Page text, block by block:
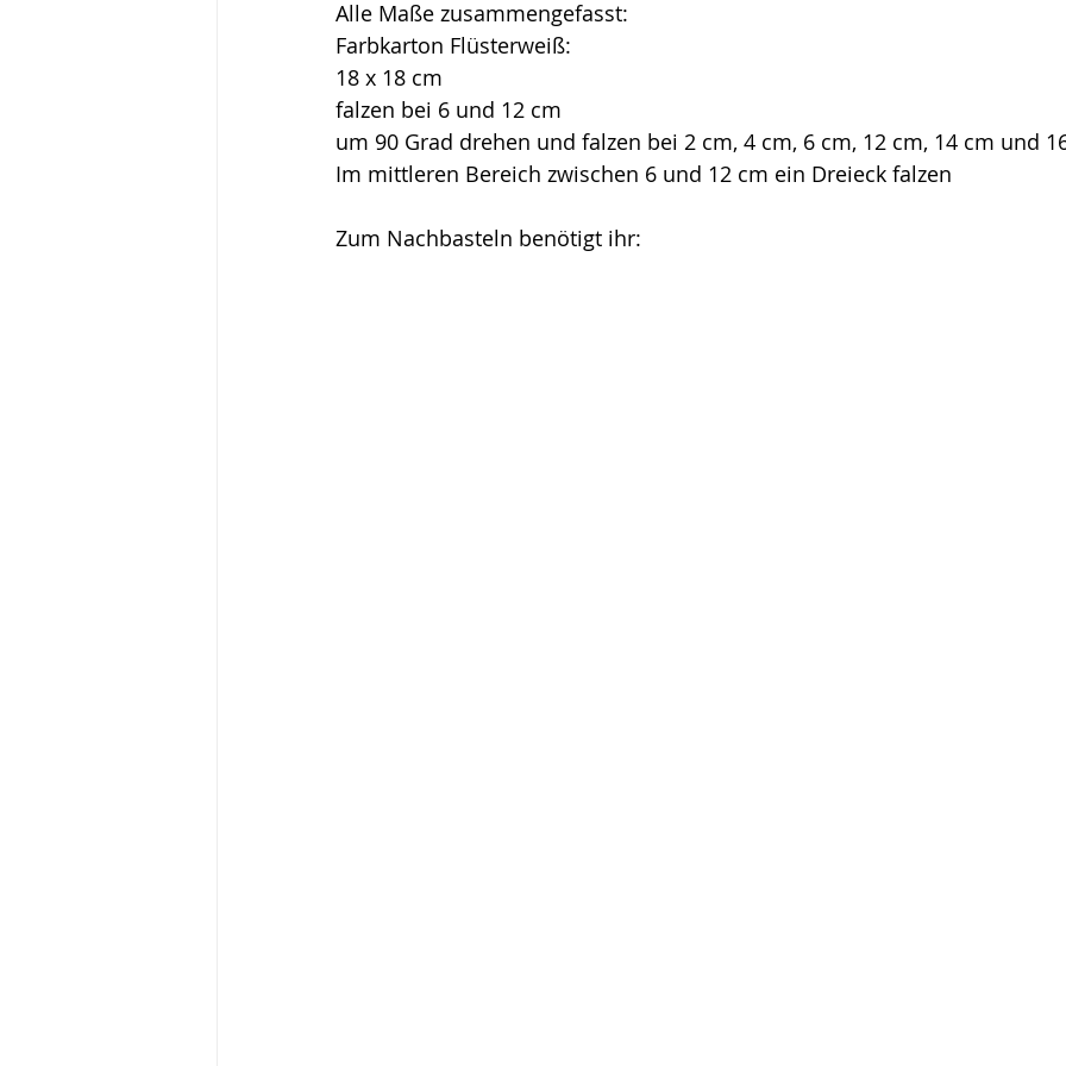
Alle Maße zusammengefasst:
Farbkarton Flüsterweiß:
18 x 18 cm
falzen bei 6 und 12 cm
um 90 Grad drehen und falzen bei 2 cm, 4 cm, 6 cm, 12 cm, 14 cm und
Im mittleren Bereich zwischen 6 und 12 cm ein Dreieck falzen
Zum Nachbasteln benötigt ihr: